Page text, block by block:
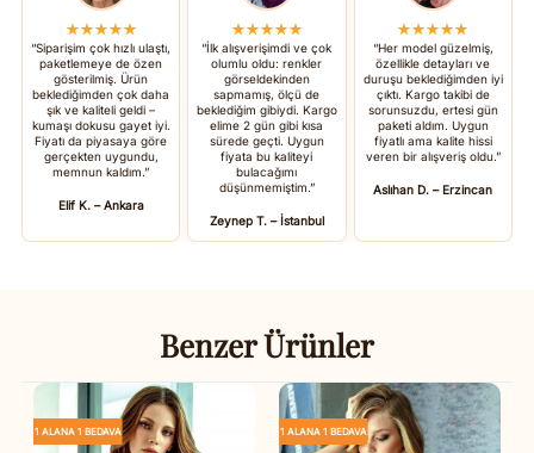
★★★★★
“Siparişim çok hızlı ulaştı,
paketlemeye de özen
gösterilmiş. Ürün
beklediğimden çok daha
şık ve kaliteli geldi –
kumaşı dokusu gayet iyi.
Fiyatı da piyasaya göre
gerçekten uygundu,
memnun kaldım.”
Elif K. – Ankara
★★★★★
“İlk alışverişimdi ve çok
olumlu oldu: renkler
görseldekinden
sapmamış, ölçü de
beklediğim gibiydi. Kargo
elime 2 gün gibi kısa
sürede geçti. Uygun
fiyata bu kaliteyi
bulacağımı
düşünmemiştim.”
Zeynep T. – İstanbul
★★★★★
“Her model güzelmiş,
özellikle detayları ve
duruşu beklediğimden iyi
çıktı. Kargo takibi de
sorunsuzdu, ertesi gün
paketi aldım. Uygun
fiyatlı ama kalite hissi
veren bir alışveriş oldu.”
Aslıhan D. – Erzincan
Benzer Ürünler
1 ALANA 1 BEDAVA 1 ALANA 1 BEDAVA